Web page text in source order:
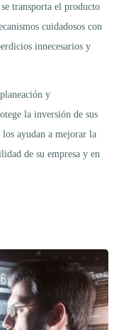
transporta el producto
cuidadosos con
innecesarios y
y
la inversión de sus
ayudan a mejorar la
de su empresa y en